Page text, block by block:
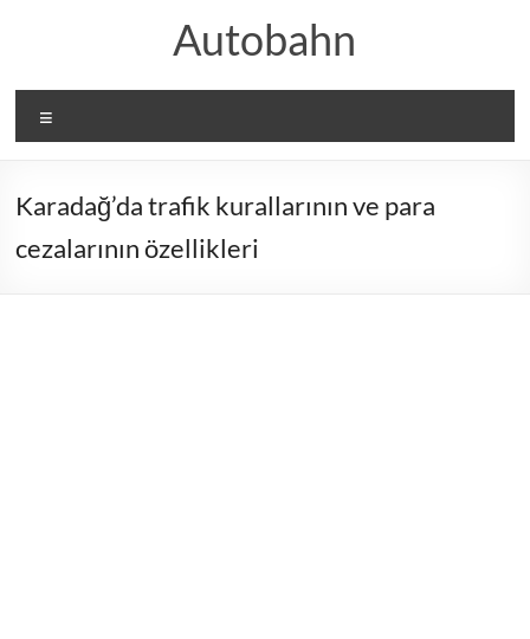
Autobahn
Karadağ’da trafik kurallarının ve para
cezalarının özellikleri